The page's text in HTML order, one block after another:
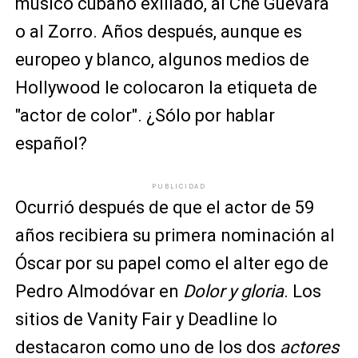
o al Zorro. Años después, aunque es
europeo y blanco, algunos medios de
Hollywood le colocaron la etiqueta de
"actor de color". ¿Sólo por hablar
español?
PUBLICIDAD
Ocurrió después de que el actor de 59
años recibiera su primera nominación al
Óscar por su papel como el alter ego de
Pedro Almodóvar en Dolor y gloria. Los
sitios de Vanity Fair y Deadline lo
destacaron como uno de los dos actores